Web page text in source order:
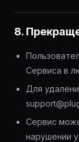
8.
Сервиса в
Для
Сервис
нарушении